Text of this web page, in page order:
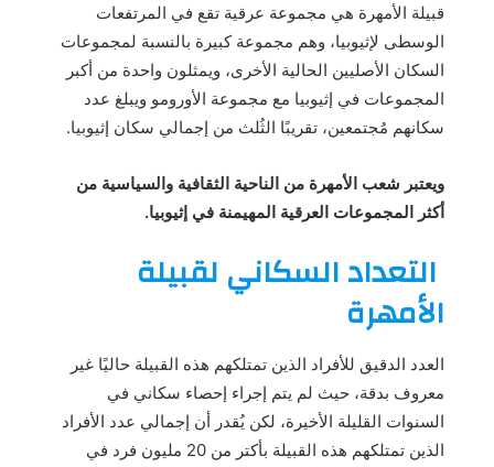
قبيلة الأمهرة هي مجموعة عرقية تقع في المرتفعات
الوسطى لإثيوبيا، وهم مجموعة كبيرة بالنسبة لمجموعات
السكان الأصليين الحالية الأخرى، ويمثلون واحدة من أكبر
المجموعات في إثيوبيا مع مجموعة الأورومو ويبلغ عدد
سكانهم مُجتمعين، تقريبًا الثُلث من إجمالي سكان إثيوبيا.
ويعتبر شعب الأمهرة من الناحية الثقافية والسياسية من
أكثر المجموعات العرقية المهيمنة في إثيوبيا.
التعداد السكاني لقبيلة
الأمهرة
العدد الدقيق للأفراد الذين تمتلكهم هذه القبيلة حاليًا غير
معروف بدقة، حيث لم يتم إجراء إحصاء سكاني في
السنوات القليلة الأخيرة، لكن يُقدر أن إجمالي عدد الأفراد
الذين تمتلكهم هذه القبيلة بأكتر من 20 مليون فرد في